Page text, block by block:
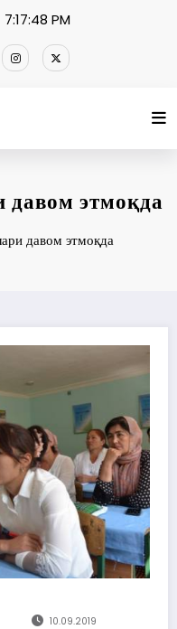
7:17:49 PM
давом этмоқда
давом этмоқда
10.09.2019